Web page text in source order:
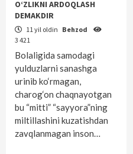
O‘ZLIKNI ARDOQLASH
DEMAKDIR
11 yil oldin Behzod
3 421
Bolaligida samodagi
yulduzlarni sanashga
urinib ko‘rmagan,
charog‘on chaqnayotgan
bu “mitti” “sayyora”ning
miltillashini kuzatishdan
zavqlanmagan inson…